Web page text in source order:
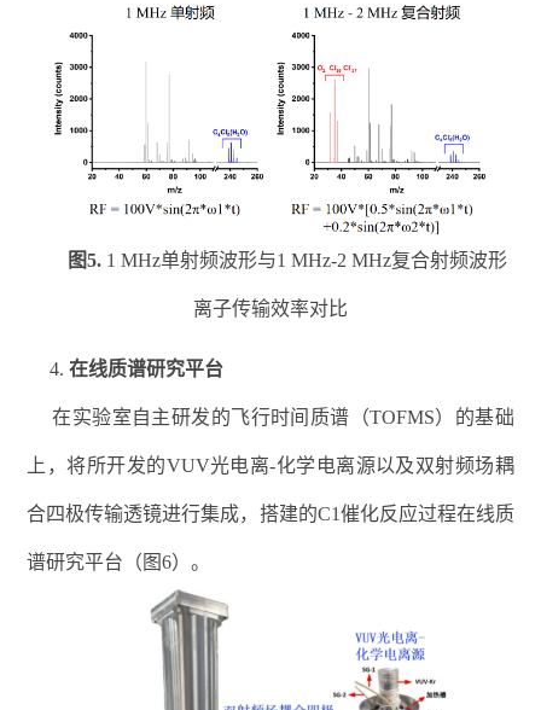
图5. 1 MHz单射频波形与1 MHz-2 MHz复合射频波形
离子传输效率对比
4.在线质谱研究平台
在实验室自主研发的飞行时间质谱（TOFMS）的基础
上，将所开发的VUV光电离-化学电离源以及双射频场耦
合四极传输透镜进行集成，搭建的C1催化反应过程在线质
谱研究平台 （ 图6）。